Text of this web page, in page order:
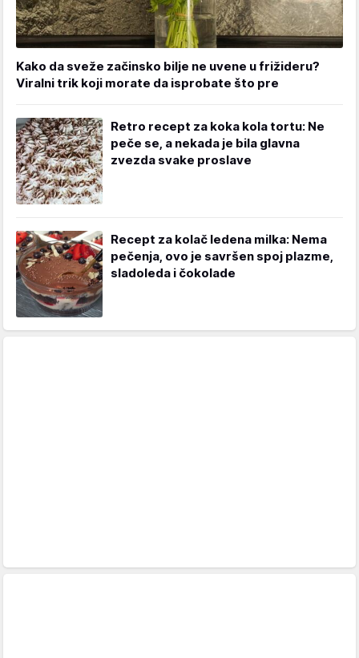
Kako da sveže začinsko bilje ne uvene u frižideru?
Viralni trik koji morate da isprobate što pre
Retro recept za koka kola tortu: Ne
peče se, a nekada je bila glavna
zvezda svake proslave
Recept za kolač ledena milka: Nema
pečenja, ovo je savršen spoj plazme,
sladoleda i čokolade